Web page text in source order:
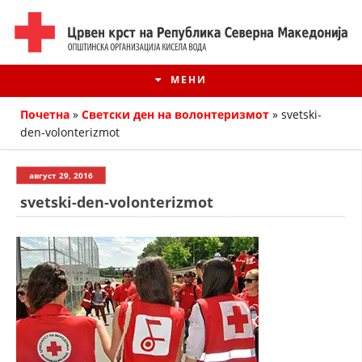
МЕНИ
ИСТОРИЈАТ НА ЦКРМ
ИСТОРИЈАТ НА ДВИЖЕЊЕТО
Почетна » Светски ден на волонтеризмот » svetski-
den-volonterizmot
август 29, 2016
svetski-den-volonterizmot